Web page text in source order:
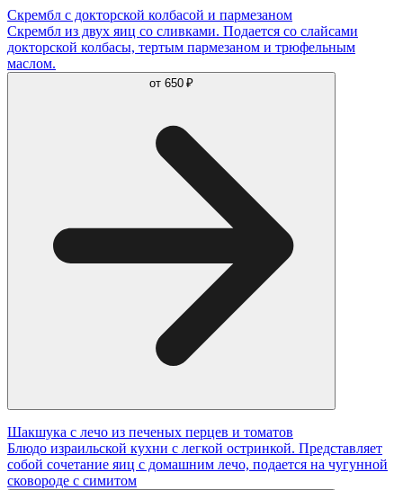
Скрембл с докторской колбасой и пармезаном
Скрембл из двух яиц со сливками. Подается со слайсами
докторской колбасы, тертым пармезаном и трюфельным
маслом.
от 650 ₽
Шакшука с лечо из печеных перцев и томатов
Блюдо израильской кухни с легкой остринкой. Представляет
собой сочетание яиц с домашним лечо, подается на чугунной
сковороде с симитом